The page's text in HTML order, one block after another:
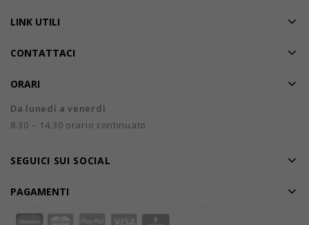
LINK UTILI
CONTATTACI
ORARI
Da lunedì a venerdì
8.30 – 14.30 orario continuato
SEGUICI SUI SOCIAL
PAGAMENTI